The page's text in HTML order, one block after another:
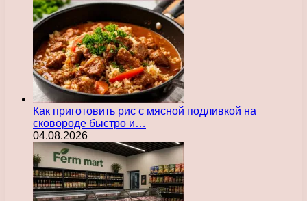
Как приготовить рис с мясной подливкой на
сковороде быстро и…
04.08.2026